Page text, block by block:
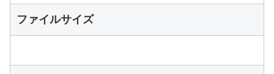
ファイルサイズ